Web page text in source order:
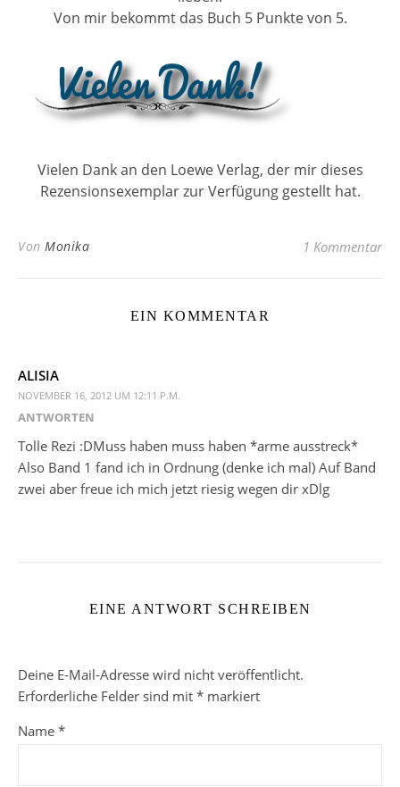
Von mir bekommt das Buch 5 Punkte von 5.
Vielen Dank an den Loewe Verlag, der mir dieses
Rezensionsexemplar zur Verfügung gestellt hat.
Von Monika 1 Kommentar
EIN KOMMENTAR
ALISIA
NOVEMBER 16, 2012 UM 12:11 P.M.
ANTWORTEN
Tolle Rezi :DMuss haben muss haben *arme ausstreck*
Also Band 1 fand ich in Ordnung (denke ich mal) Auf Band
zwei aber freue ich mich jetzt riesig wegen dir xDlg
EINE ANTWORT SCHREIBEN
Deine E-Mail-Adresse wird nicht veröffentlicht.
Erforderliche Felder sind mit * markiert
Name *